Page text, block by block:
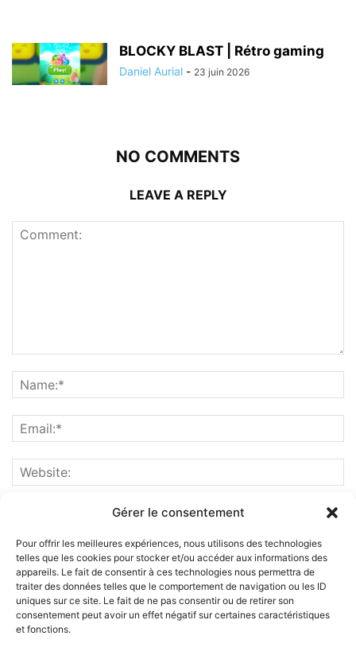
Gérer le consentement
Pour offrir les meilleures expériences, nous utilisons des technologies
telles que les cookies pour stocker et/ou accéder aux informations des
appareils. Le fait de consentir à ces technologies nous permettra de
traiter des données telles que le comportement de navigation ou les ID
uniques sur ce site. Le fait de ne pas consentir ou de retirer son
consentement peut avoir un effet négatif sur certaines caractéristiques
et fonctions.
BLOCKY BLAST | Rétro gaming
Daniel Aurial - 23 juin 2026
NO COMMENTS
LEAVE A REPLY